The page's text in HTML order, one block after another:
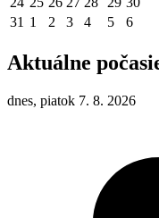
31 1 2 3 4 5 6
Aktuálne
dnes, piatok 7. 8. 2026